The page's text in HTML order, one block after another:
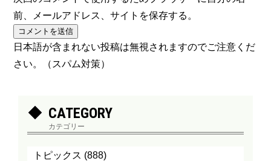
前、メールアドレス、サイトを保存する。
日本語が含まれない投稿は無視されますのでご注意くだ
さい。（スパム対策）
CATEGORY
カテゴリー
トピックス (888)